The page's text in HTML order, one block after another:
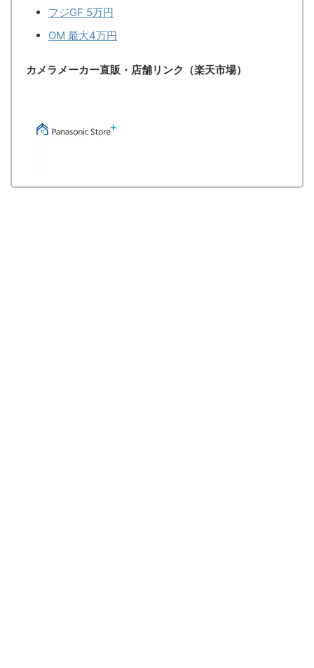
フジGF 5万円
OM 最大4万円
カメラメーカー直販・店舗リンク（楽天市場）